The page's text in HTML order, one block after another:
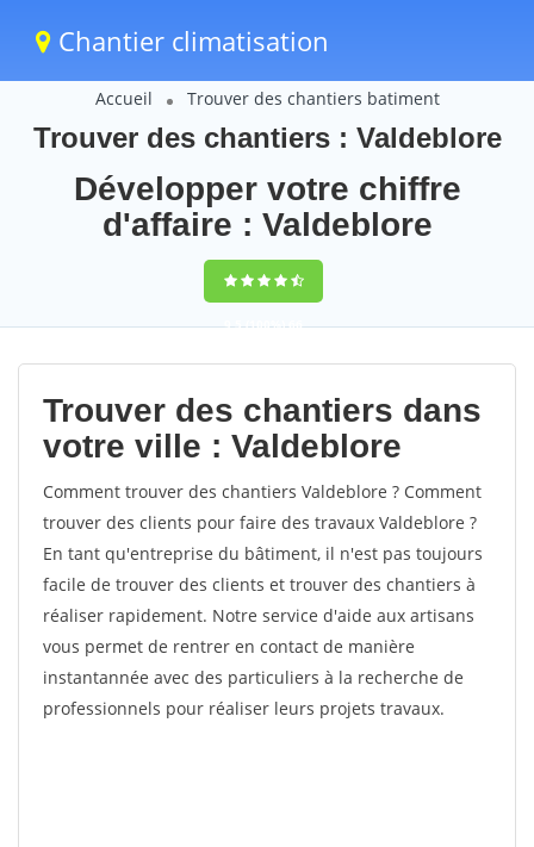
Chantier climatisation
Accueil Trouver des chantiers batiment
Trouver des chantiers : Valdeblore
Développer votre chiffre
d'affaire : Valdeblore
9,5(100%)66
votes
Trouver des chantiers dans
votre ville : Valdeblore
Comment trouver des chantiers Valdeblore ? Comment
trouver des clients pour faire des travaux Valdeblore ?
En tant qu'entreprise du bâtiment, il n'est pas toujours
facile de trouver des clients et trouver des chantiers à
réaliser rapidement. Notre service d'aide aux artisans
vous permet de rentrer en contact de manière
instantannée avec des particuliers à la recherche de
professionnels pour réaliser leurs projets travaux.